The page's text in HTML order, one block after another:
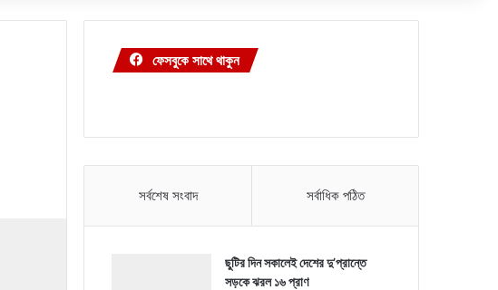
ফেসবুকে সাথে থাকুন
সর্বশেষ সংবাদ সর্বাধিক পঠিত
ছুটির দিন সকালেই দেশের দু’প্রান্তে
সড়কে ঝরল ১৬ প্রাণ